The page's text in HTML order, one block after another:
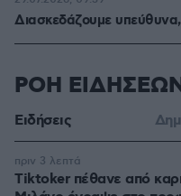
Διασκεδάζουμε
ΡΟΗ
Ειδήσεις
Tiktoker πέθανε από
πριν 3 λεπτά